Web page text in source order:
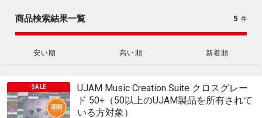
安い順 高い順 新着順
商品検索結果一覧 5 件
UJAM Music Creation Suite クロスグレー
ド 50+（50以上のUJAM製品を所有されて
いる方対象）